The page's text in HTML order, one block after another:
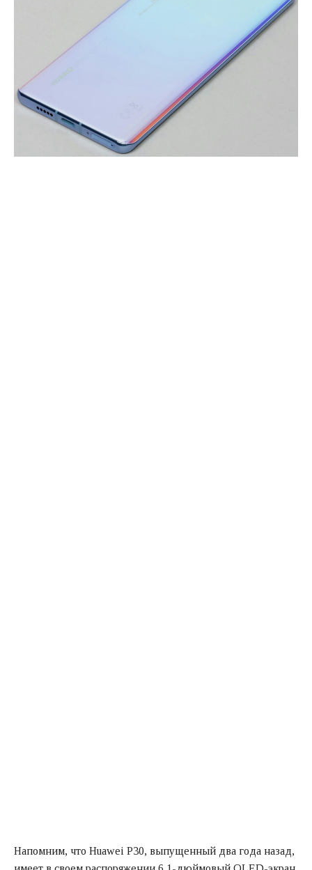
Напомним, что Huawei P30, выпущенный два года назад,